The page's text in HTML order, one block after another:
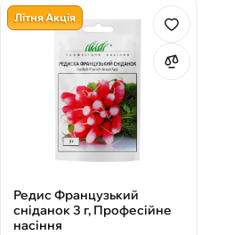
Літня Акція
Редис Французький
сніданок 3 г, Професійне
насіння